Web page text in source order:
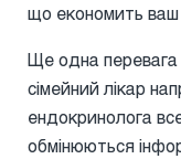
що економить ваш
Ще одна перевага
сімейний лікар
ендокринолога
обмінюються